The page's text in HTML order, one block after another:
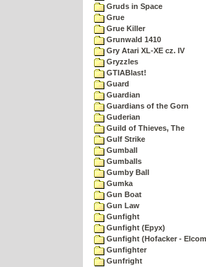
Gruds in Space
Grue
Grue Killer
Grunwald 1410
Gry Atari XL-XE cz. IV
Gryzzles
GTIABlast!
Guard
Guardian
Guardians of the Gorn
Guderian
Guild of Thieves, The
Gulf Strike
Gumball
Gumballs
Gumby Ball
Gumka
Gun Boat
Gun Law
Gunfight
Gunfight (Epyx)
Gunfight (Hofacker -
Gunfighter
Gunfright